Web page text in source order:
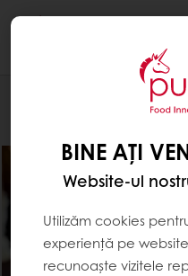
BINE AȚI
Website-ul
Utilizăm cookies
experiență pe
recunoaște vizitele